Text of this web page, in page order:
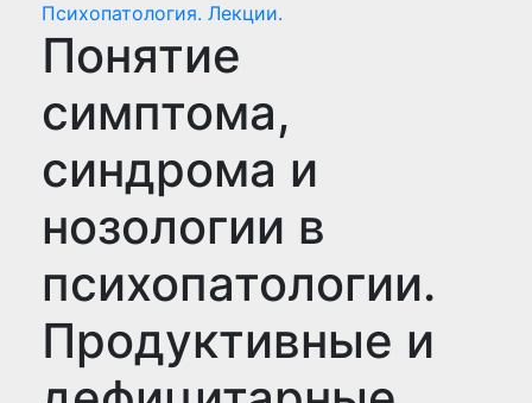
Психопатология. Лекции.
Понятие
симптома,
синдрома и
нозологии в
психопатологии.
Продуктивные и